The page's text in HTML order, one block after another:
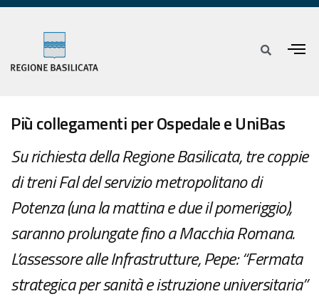
Più collegamenti per Ospedale e UniBas
Su richiesta della Regione Basilicata, tre coppie
di treni Fal del servizio metropolitano di
Potenza (una la mattina e due il pomeriggio),
saranno prolungate fino a Macchia Romana.
L’assessore alle Infrastrutture, Pepe: “Fermata
strategica per sanità e istruzione universitaria”